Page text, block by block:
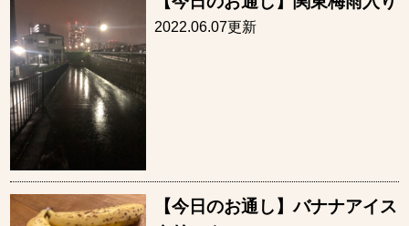
2022.06.07更新
【今日のお通し】バナナアイス